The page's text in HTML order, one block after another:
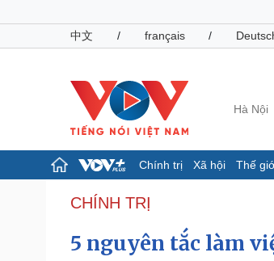
中文
/ français /
Hà Nội
Chính trị Xã hội Thế
Chính trị
Tổ chức nhân sự
Quốc hội
Dự
Giáo
CHÍNH TRỊ
5 nguyên tắc làm